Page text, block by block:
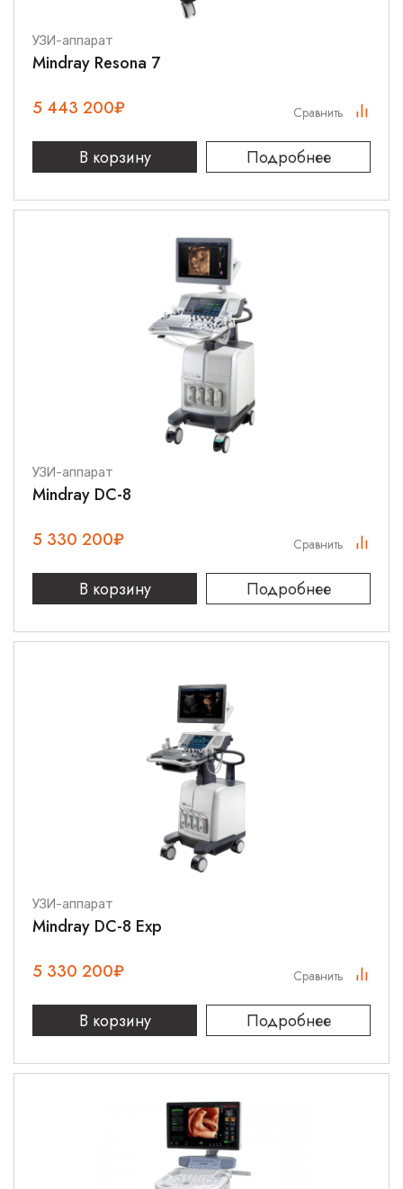
УЗИ-аппарат
Mindray Resona 7
5 443 200₽
В корзину Подробнее
Сравнить
УЗИ-аппарат
Mindray DC-8
5 330 200₽
В корзину Подробнее
Сравнить
УЗИ-аппарат
Mindray DC-8 Exp
5 330 200₽
В корзину Подробнее
Сравнить